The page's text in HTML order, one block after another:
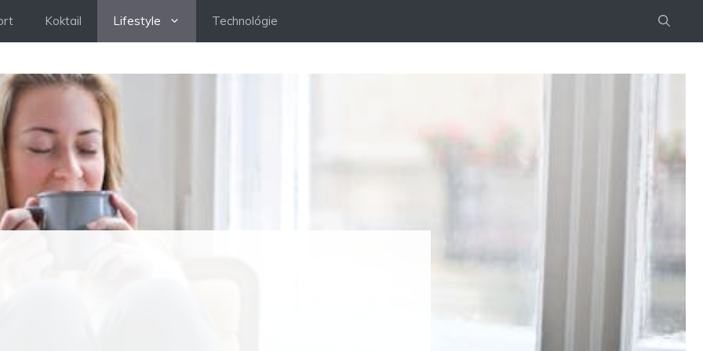
Koktail Lifestyle Technológie